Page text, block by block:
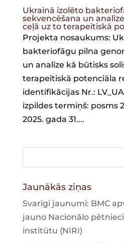
Ukrainā izolēto
sekvencēšana un
ceļā uz to terapeitiskā
Projekta nosaukums:
bakteriofāgu pilna
un analīze kā būtisks
terapeitiskā potenciāla
identifikācijas Nr.:
izpildes termiņš: posms
2025. gada 31....
Jaunākās ziņas
Svarīgi jaunumi: BMC
jauno Nacionālo
institūtu (NIRI)